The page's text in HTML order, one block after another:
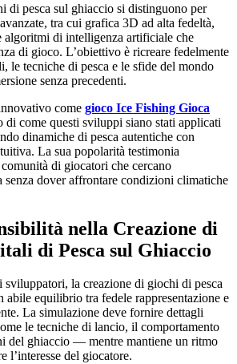
di pesca sul ghiaccio si distinguono per
tra cui grafica 3D ad alta fedeltà,
di intelligenza artificiale che
di gioco. L’obiettivo è ricreare fedelmente
le tecniche di pesca e le sfide del mondo
senza precedenti.
come gioco Ice Fishing Gioca
di come questi sviluppi siano stati applicati
dinamiche di pesca autentiche con
La sua popolarità testimonia
comunità di giocatori che cercano
senza dover affrontare condizioni climatiche
nella Creazione di
di Pesca sul Ghiaccio
la creazione di giochi di pesca
abile equilibrio tra fedele rappresentazione e
La simulazione deve fornire dettagli
le tecniche di lancio, il comportamento
del ghiaccio — mentre mantiene un ritmo
l’interesse del giocatore.